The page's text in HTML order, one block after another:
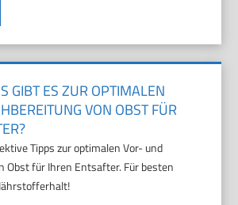
GIBT ES ZUR OPTIMALEN
VON OBST FÜR
Tipps zur optimalen Vor- und
Obst für Ihren Entsafter. Für besten